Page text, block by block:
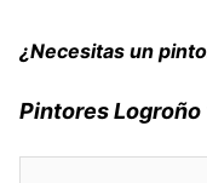
¿Necesitas un
Pintores Logroño